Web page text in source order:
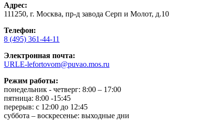
Адрес:
111250, г. Москва, пр-д завода Серп и Молот, д.10
Телефон:
8 (495) 361-44-11
Электронная почта:
URLE-lefortovom@puvao.mos.ru
Режим работы:
понедельник - четверг: 8:00 – 17:00
пятница: 8:00 -15:45
перерыв: с 12:00 до 12:45
суббота – воскресенье: выходные дни